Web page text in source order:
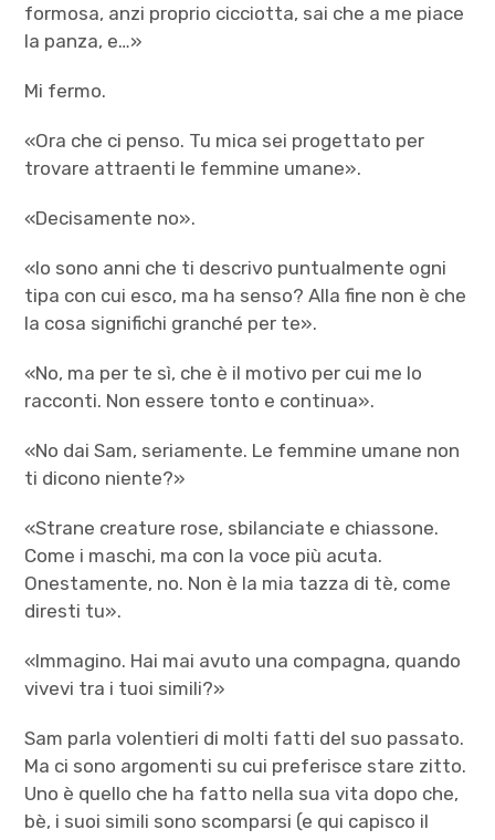
formosa, anzi proprio cicciotta, sai che a me piace
la panza, e…»
Mi fermo.
«Ora che ci penso. Tu mica sei progettato per
trovare attraenti le femmine umane».
«Decisamente no».
«Io sono anni che ti descrivo puntualmente ogni
tipa con cui esco, ma ha senso? Alla fine non è che
la cosa significhi granché per te».
«No, ma per te sì, che è il motivo per cui me lo
racconti. Non essere tonto e continua».
«No dai Sam, seriamente. Le femmine umane non
ti dicono niente?»
«Strane creature rose, sbilanciate e chiassone.
Come i maschi, ma con la voce più acuta.
Onestamente, no. Non è la mia tazza di tè, come
diresti tu».
«Immagino. Hai mai avuto una compagna, quando
vivevi tra i tuoi simili?»
Sam parla volentieri di molti fatti del suo passato.
Ma ci sono argomenti su cui preferisce stare zitto.
Uno è quello che ha fatto nella sua vita dopo che,
bè, i suoi simili sono scomparsi (e qui capisco il